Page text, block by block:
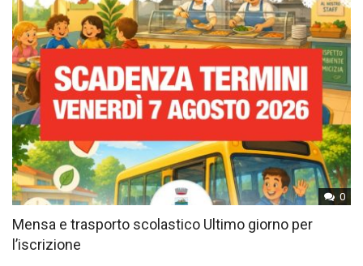
0
Mensa e trasporto scolastico Ultimo giorno per
l’iscrizione